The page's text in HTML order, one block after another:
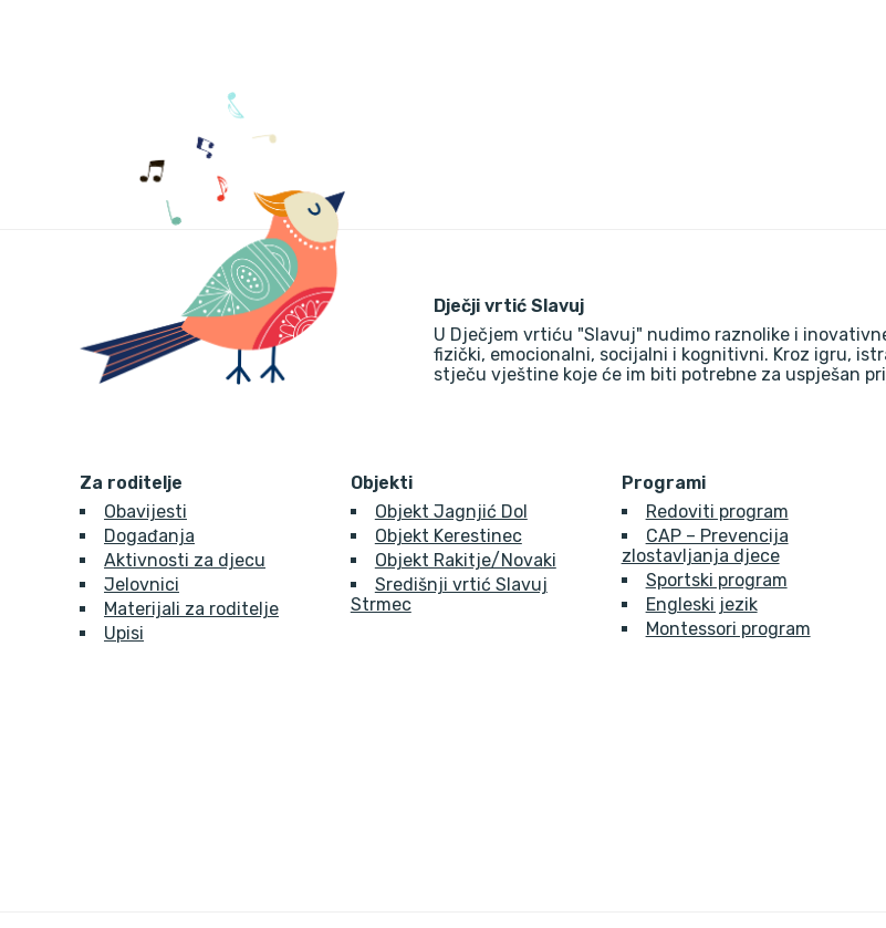
Dječji vrtić Slavuj
U Dječjem vrtiću "Slavuj" nudimo raznolike i
fizički, emocionalni, socijalni i kognitivni. Kroz igru,
stječu vještine koje će im biti potrebne za uspješan
Za roditelje
Obavijesti
Događanja
Aktivnosti za djecu
Jelovnici
Materijali za roditelje
Upisi
Objekti
Objekt Jagnjić Dol
Objekt Kerestinec
Objekt Rakitje/Novaki
Središnji vrtić Slavuj
Strmec
Programi
Redoviti program
CAP – Prevencija
zlostavljanja djece
Sportski program
Engleski jezik
Montessori program